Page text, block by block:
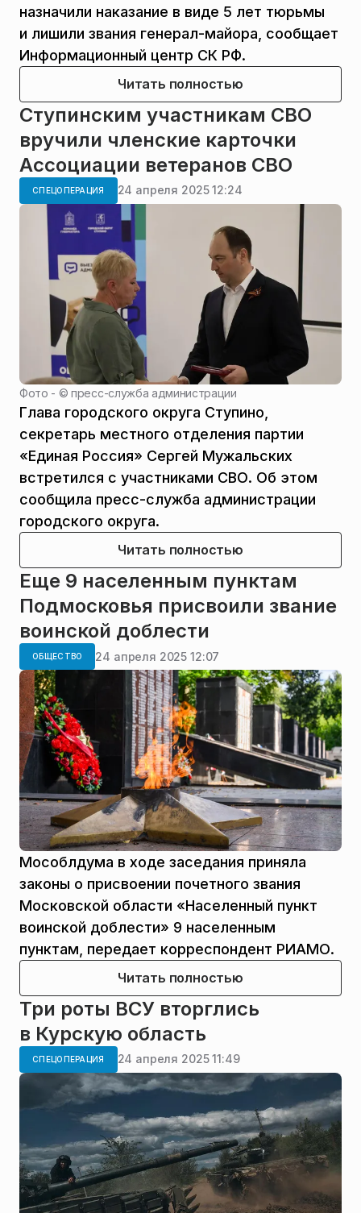
назначили наказание в виде 5 лет тюрьмы
и лишили звания генерал-майора, сообщает
Информационный центр СК РФ.
Читать полностью
Ступинским участникам СВО
вручили членские карточки
Ассоциации ветеранов СВО
СПЕЦОПЕРАЦИЯ 24 апреля 2025 12:24
Фото - ©пресс-служба администрации
Глава городского округа Ступино,
секретарь местного отделения партии
«Единая Россия» Сергей Мужальских
встретился с участниками СВО. Об этом
сообщила пресс-служба администрации
городского округа.
Читать полностью
Еще 9 населенным пунктам
Подмосковья присвоили звание
воинской доблести
ОБЩЕСТВО 24 апреля 2025 12:07
Мособлдума в ходе заседания приняла
законы о присвоении почетного звания
Московской области «Населенный пункт
воинской доблести» 9 населенным
пунктам, передает корреспондент РИАМО.
Читать полностью
Три роты ВСУ вторглись
в Курскую область
СПЕЦОПЕРАЦИЯ 24 апреля 2025 11:49